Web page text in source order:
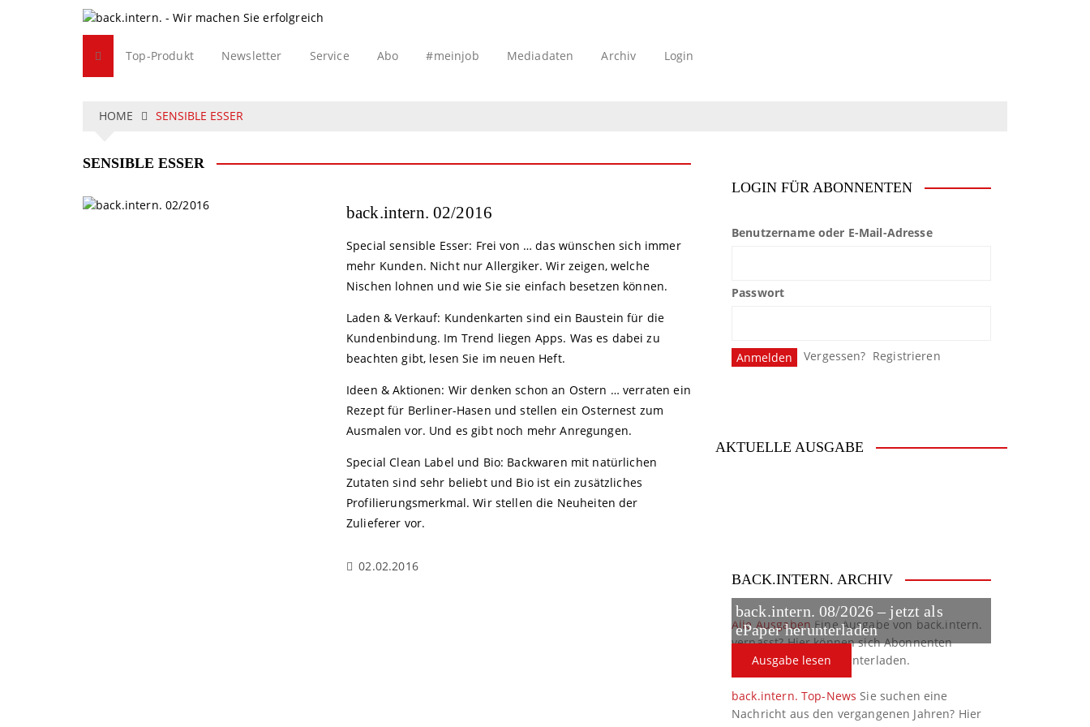
Top-Produkt Newsletter Service Abo #meinjob Mediadaten Archiv Login
HOME SENSIBLE ESSER
SENSIBLE ESSER
back.intern. 02/2016
Special sensible Esser: Frei von … das wünschen sich immer
mehr Kunden. Nicht nur Allergiker. Wir zeigen, welche
Nischen lohnen und wie Sie sie einfach besetzen können.
Laden & Verkauf: Kundenkarten sind ein Baustein für die
Kundenbindung. Im Trend liegen Apps. Was es dabei zu
beachten gibt, lesen Sie im neuen Heft.
Ideen & Aktionen: Wir denken schon an Ostern … verraten ein
Rezept für Berliner-Hasen und stellen ein Osternest zum
Ausmalen vor. Und es gibt noch mehr Anregungen.
Special Clean Label und Bio: Backwaren mit natürlichen
Zutaten sind sehr beliebt und Bio ist ein zusätzliches
Profilierungsmerkmal. Wir stellen die Neuheiten der
Zulieferer vor.
02.02.2016
LOGIN FÜR ABONNENTEN
Benutzername oder E-Mail-Adresse
Passwort
Vergessen? Registrieren
AKTUELLE AUSGABE
back.intern. 08/2026 – jetzt als
ePaper herunterladen
Ausgabe lesen
BACK.INTERN. ARCHIV
Alle AusgabenEine Ausgabe von back.intern.
verpasst? Hier können sich Abonnenten
ältere Ausgaben herunterladen.
back.intern. Top-News Sie suchen eine
Nachricht aus den vergangenen Jahren? Hier